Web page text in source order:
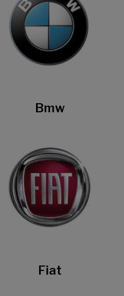
Bmw
Fiat